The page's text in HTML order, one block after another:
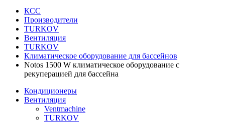
КСС
Производители
TURKOV
Вентиляция
TURKOV
Климатическое оборудование для бассейнов
Notos 1500 W климатическое оборудование с
рекуперацией для бассейна
Кондиционеры
Вентиляция
Ventmachine
TURKOV